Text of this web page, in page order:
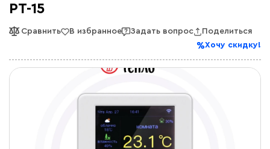
РТ-15
Сравнить В избранное Задать вопрос
Поделиться
Хочу скидку!